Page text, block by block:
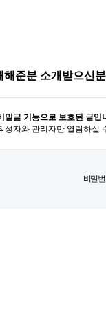
해준분 소개받으신
밀글 기능으로 보호된 글입
성자와 관리자만 열람하실
비밀